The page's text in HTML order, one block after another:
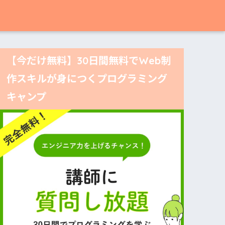
【今だけ無料】30日間無料でWeb制
作スキルが身につくプログラミング
キャンプ